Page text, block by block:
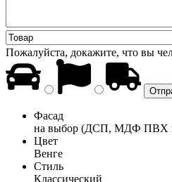
Пожалуйста, докажите, что вы
Фасад
на выбор (ДСП, МДФ ПВХ
Цвет
Венге
Стиль
Классический